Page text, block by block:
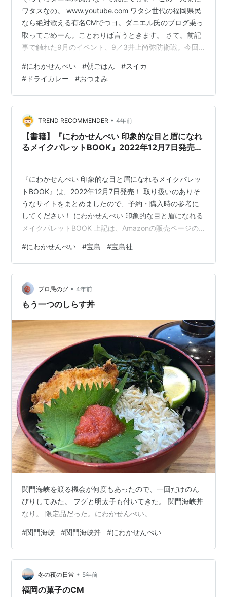
ワタスなの。 www.youtube.com ワタシ世代の福岡県民
なら絶対歌える有名CMでつヨ。ダニエル氏のブログ乗っ
取ってごめーん。ことわりば言うときます。 さて。前記
事で触れた9月のイベント、9／3井上尚弥防衛戦。今回
じっくり観ておって「パブリックビューイング」（←ラ
イブビューイング？）に応募してみたて。・・・当選＼
(^^)／ 行ってくるぜ、ムービーさいたまに！ naoya-
inoue.com 1個前の防衛戦、足立区の武居くんも楽しみ！
前回ドーム戦の時は寝不足で吐き気がしておって飲めな
く…
#にわかせんぺい #朝ごはん #スイカ
# ドライカレー #おつまみ
TREND RECOMMENDER • 4年前
【書籍】『にわかせんぺい 印象的な目と眉になれ
るメイクパレットBOOK』2022年12月7日発売！
『にわかせんぺい 印象的な目と眉になれるメイクパレッ
トBOOK』は、2022年12月7日発売！ 取り扱いのありそ
うなサイトをまとめましたので、予約・購入時の参考に
してください！ にわかせんぺい 印象的な目と眉になれる
メイクパレットBOOK 上記は、Amazonの販売ページの
月7日 出版社 ：宝島社 商品コード：9784299029997
Amazon e-hon HMV&BOOKS online 紀伊國屋書店ウェブ
ストア セブンネットショッピング 宝島CHANNEL タワー
レコードオンライン TSUTAYAオンラインショッピング…
#にわかせんぺい #宝島 #宝島社
ブロ愚のグ • 4年前
もう一つのしらす丼
関門海峡を渡る機会が何度もあったので、一回だけのん
びりしてみた。 フグと明太子も付いてきた。 関門海峡丼
なり。 限定品だった。にわかせんぺい。
#関門海峡 #関門海峡丼 #にわかせんぺい
冬の夜の日常 • 5年前
福岡の菓子のCM